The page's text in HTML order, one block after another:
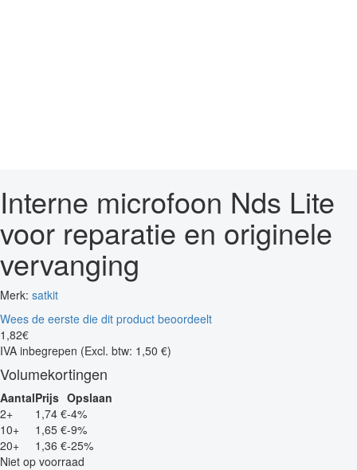
Interne microfoon Nds Lite
voor reparatie en originele
vervanging
Merk: satkit
Wees de eerste die dit product beoordeelt
1 ,82€
IVA inbegrepen (Excl. btw: 1,50 €)
Volumekortingen
AantalPrijs Opslaan
2+
1,74 €-4%
10+
1,65 €-9%
20+
1,36 €-25%
Niet op voorraad